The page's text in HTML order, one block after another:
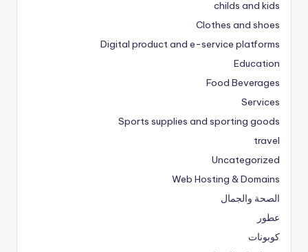
childs and kids
Clothes and shoes
Digital product and e-service platforms
Education
Food Beverages
Services
Sports supplies and sporting goods
travel
Uncategorized
Web Hosting & Domains
الصحة والجمال
عطور
كوبونات